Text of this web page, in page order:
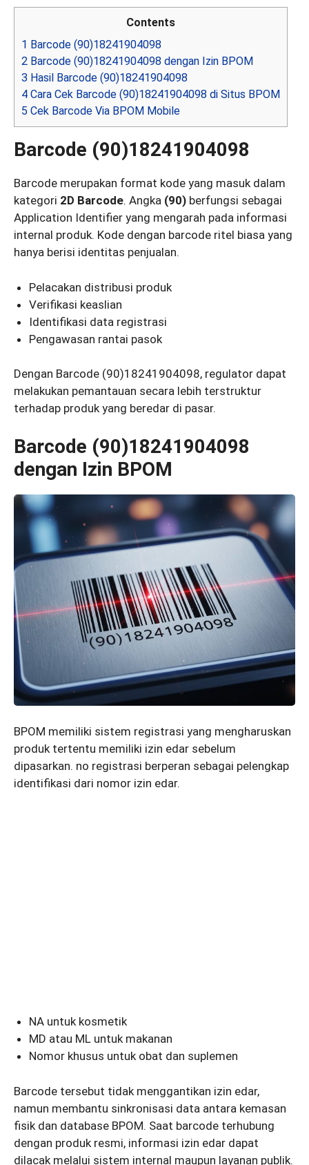
Contents
1 Barcode (90)18241904098
2 Barcode (90)18241904098 dengan Izin BPOM
3 Hasil Barcode (90)18241904098
4 Cara Cek Barcode (90)18241904098 di Situs BPOM
5 Cek Barcode Via BPOM Mobile
Barcode (90)18241904098
Barcode merupakan format kode yang masuk dalam
kategori 2D Barcode. Angka (90) berfungsi sebagai
Application Identifier yang mengarah pada informasi
internal produk. Kode dengan barcode ritel biasa yang
hanya berisi identitas penjualan.
Pelacakan distribusi produk
Verifikasi keaslian
Identifikasi data registrasi
Pengawasan rantai pasok
Dengan Barcode (90)18241904098, regulator dapat
melakukan pemantauan secara lebih terstruktur
terhadap produk yang beredar di pasar.
Barcode (90)18241904098
dengan Izin BPOM
BPOM memiliki sistem registrasi yang mengharuskan
produk tertentu memiliki izin edar sebelum
dipasarkan. no registrasi berperan sebagai pelengkap
identifikasi dari nomor izin edar.
NA untuk kosmetik
MD atau ML untuk makanan
Nomor khusus untuk obat dan suplemen
Barcode tersebut tidak menggantikan izin edar,
namun membantu sinkronisasi data antara kemasan
fisik dan database BPOM. Saat barcode terhubung
dengan produk resmi, informasi izin edar dapat
dilacak melalui sistem internal maupun layanan publik.